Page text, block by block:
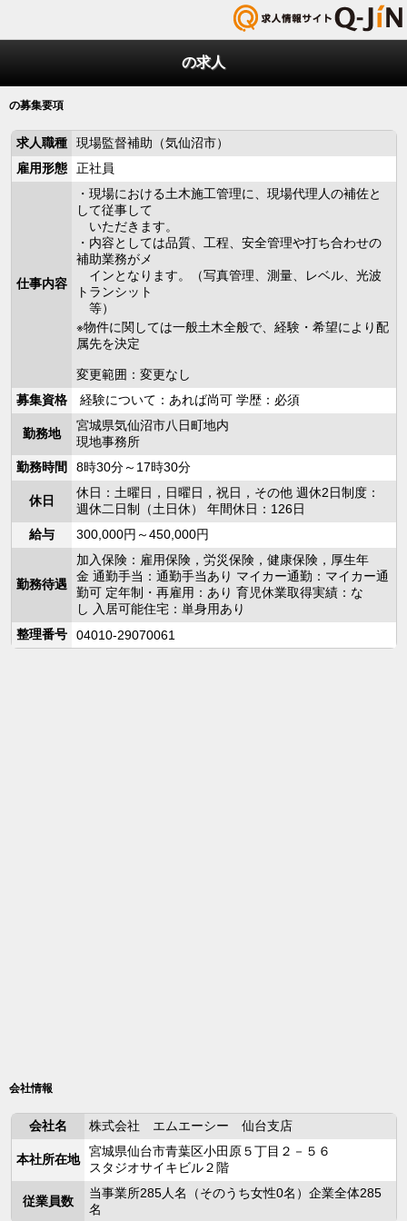
の求人
の募集要項
求人職種
現場監督補助（気仙沼市）
雇用形態
正社員
仕事内容
・現場における土木施工管理に、現場代理人の補佐と
して従事して
いただきます。
・内容としては品質、工程、安全管理や打ち合わせの
補助業務がメ
インとなります。（写真管理、測量、レベル、光波
トランシット
等）
※物件に関しては一般土木全般で、経験・希望により配
属先を決定
変更範囲：変更なし
募集資格
経験について：あれば尚可 学歴：必須
勤務地
宮城県気仙沼市八日町地内
現地事務所
勤務時間
8時30分～17時30分
休日
休日：土曜日，日曜日，祝日，その他 週休2日制度：
週休二日制（土日休） 年間休日：126日
給与
300,000円～450,000円
勤務待遇
加入保険：雇用保険，労災保険，健康保険，厚生年
金 通勤手当：通勤手当あり マイカー通勤：マイカー通
勤可 定年制・再雇用：あり 育児休業取得実績：な
し 入居可能住宅：単身用あり
整理番号
04010-29070061
会社情報
会社名 株式会社 エムエーシー 仙台支店
本社所在地
宮城県仙台市青葉区小田原５丁目２－５６
スタジオサイキビル２階
従業員数
当事業所285人名（そのうち女性0名）企業全体285
名